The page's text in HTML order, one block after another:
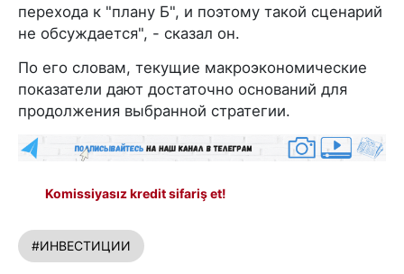
перехода к "плану Б", и поэтому такой сценарий
не обсуждается", - сказал он.
По его словам, текущие макроэкономические
показатели дают достаточно оснований для
продолжения выбранной стратегии.
Komissiyasız kredit sifariş et!
#ИНВЕСТИЦИИ